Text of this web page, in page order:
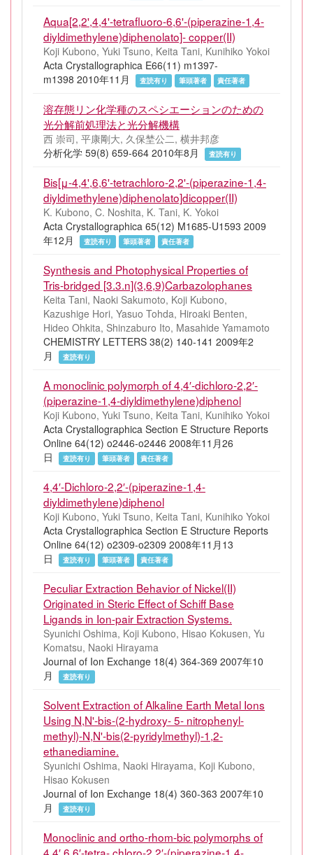
Aqua[2,2',4,4'-tetrafluoro-6,6'-(piperazine-1,4-
diyldimethylene)diphenolato]- copper(II)
Koji Kubono, Yuki Tsuno, Keita Tani, Kunihiko Yokoi
Acta Crystallographica E66(11) m1397-
m1398 2010年11月
査読有り 筆頭著者 責任著者
溶存態リン化学種のスペシエーションのための
光分解前処理法と光分解機構
西 崇司, 平康剛大, 久保埜公二, 横井邦彦
分析化学 59(8) 659-664 2010年8月
査読有り
Bis[μ-4,4',6,6'-tetrachloro-2,2'-(piperazine-1,4-
diyldimethylene)diphenolato]dicopper(II)
K. Kubono, C. Noshita, K. Tani, K. Yokoi
Acta Crystallographica 65(12) M1685-U1593 2009
年12月
査読有り 筆頭著者 責任著者
Synthesis and Photophysical Properties of
Tris-bridged [3.3.n](3,6,9)Carbazolophanes
Keita Tani, Naoki Sakumoto, Koji Kubono,
Kazushige Hori, Yasuo Tohda, Hiroaki Benten,
Hideo Ohkita, Shinzaburo Ito, Masahide Yamamoto
CHEMISTRY LETTERS 38(2) 140-141 2009年2
月
査読有り
A monoclinic polymorph of 4,4′-dichloro-2,2′-
(piperazine-1,4-diyldimethylene)diphenol
Koji Kubono, Yuki Tsuno, Keita Tani, Kunihiko Yokoi
Acta Crystallographica Section E Structure Reports
Online 64(12) o2446-o2446 2008年11月26
日
査読有り 筆頭著者 責任著者
4,4′-Dichloro-2,2′-(piperazine-1,4-
diyldimethylene)diphenol
Koji Kubono, Yuki Tsuno, Keita Tani, Kunihiko Yokoi
Acta Crystallographica Section E Structure Reports
Online 64(12) o2309-o2309 2008年11月13
日
査読有り 筆頭著者 責任著者
Peculiar Extraction Behavior of Nickel(II)
Originated in Steric Effect of Schiff Base
Ligands in Ion-pair Extraction Systems.
Syunichi Oshima, Koji Kubono, Hisao Kokusen, Yu
Komatsu, Naoki Hirayama
Journal of Ion Exchange 18(4) 364-369 2007年10
月
査読有り
Solvent Extraction of Alkaline Earth Metal Ions
Using N,N'-bis-(2-hydroxy- 5- nitrophenyl-
methyl)-N,N'-bis(2-pyridylmethyl)-1,2-
ethanediamine.
Syunichi Oshima, Naoki Hirayama, Koji Kubono,
Hisao Kokusen
Journal of Ion Exchange 18(4) 360-363 2007年10
月
査読有り
Monoclinic and ortho-rhom-bic polymorphs of